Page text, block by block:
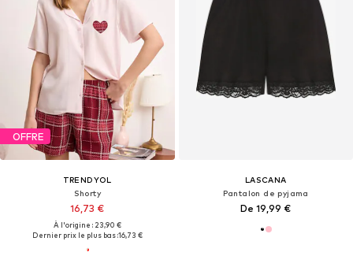
OFFRE
TRENDYOL
Shorty
16,73 €
À l'origine : 23,90 €
Dernier prix le plus bas :16,73 €
LASCANA
Pantalon de pyjama
De 19,99 €